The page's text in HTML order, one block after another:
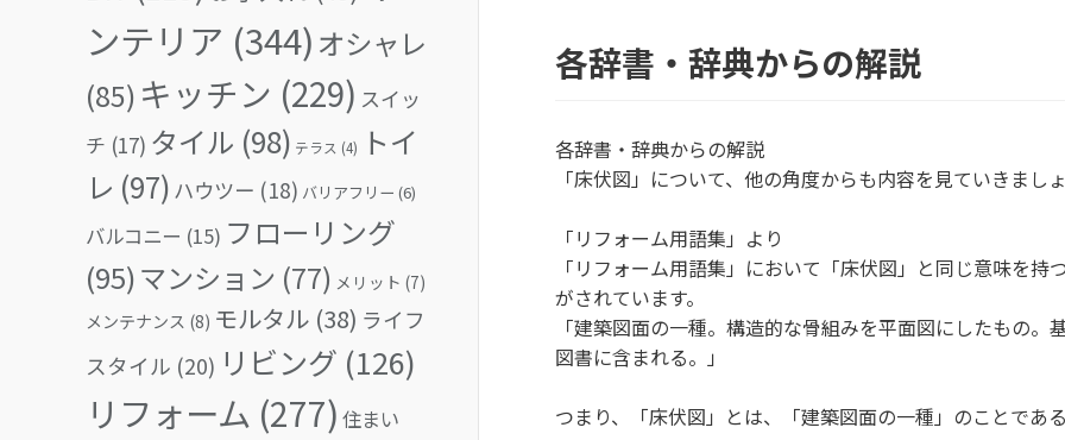
各辞書・辞典からの解説
各辞書・辞典からの解説
「床伏図」について、他の角度からも内容を見ていきまし
「リフォーム用語集」より
「リフォーム用語集」において「床伏図」と同じ意味を
がされています。
「建築図面の一種。構造的な骨組みを平面図にしたもの
図書に含まれる。」
つまり、「床伏図」とは、「建築図面の一種」のことであ
ンテリア (344) オシャレ
(85) キッチン (229) スイッ
チ (17) タイル (98) テラス (4)
トイ
レ (97) ハウツー (18) バリアフリー (6)
バルコニー (15) フローリング
(95)マンション (77) メリット (7)
メンテナンス (8) モルタル (38) ライフ
スタイル (20) リビング (126)
リフォーム (277) 住まい